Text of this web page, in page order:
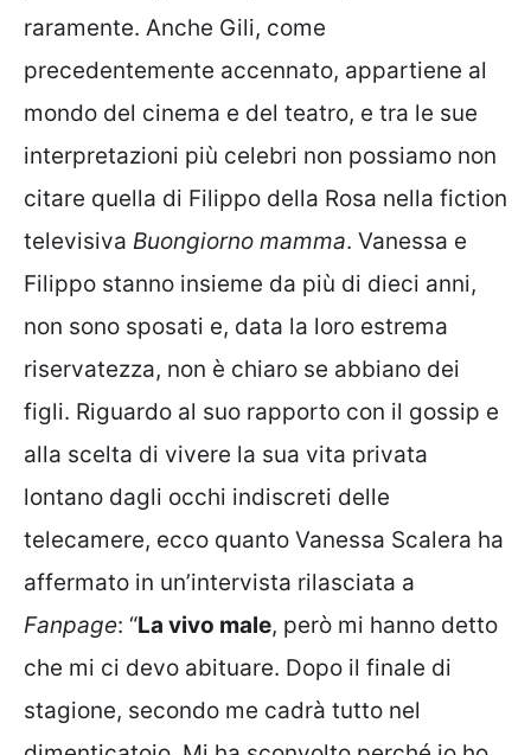
raramente. Anche Gili, come
precedentemente accennato, appartiene al
mondo del cinema e del teatro, e tra le sue
interpretazioni più celebri non possiamo non
citare quella di Filippo della Rosa nella fiction
televisiva Buongiorno mamma. Vanessa e
Filippo stanno insieme da più di dieci anni,
non sono sposati e, data la loro estrema
riservatezza, non è chiaro se abbiano dei
figli. Riguardo al suo rapporto con il gossip e
alla scelta di vivere la sua vita privata
lontano dagli occhi indiscreti delle
telecamere, ecco quanto Vanessa Scalera ha
affermato in un’intervista rilasciata a
Fanpage: “La vivo male, però mi hanno detto
che mi ci devo abituare. Dopo il finale di
stagione, secondo me cadrà tutto nel